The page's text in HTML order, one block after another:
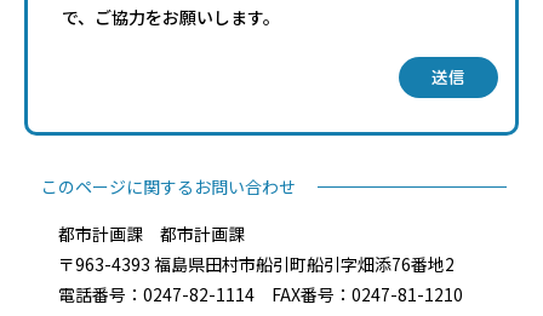
で、ご協力をお願いします。
送信
このページに関するお問い合わせ
都市計画課 都市計画課
〒963-4393 福島県田村市船引町船引字畑添76番地2
電話番号：0247-82-1114 FAX番号：0247-81-1210